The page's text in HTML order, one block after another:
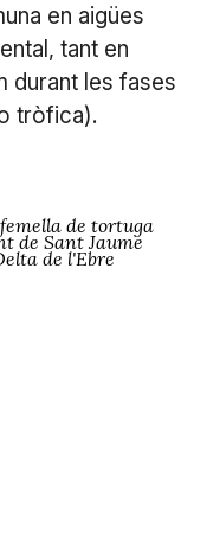
en aigües
tant en
durant les fases
tròfica).
de tortuga
de Sant Jaume
de l'Ebre